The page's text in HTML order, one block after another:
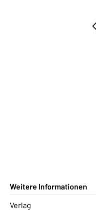
Weitere Informationen
Verlag